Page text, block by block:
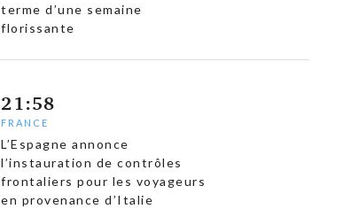
terme d’une semaine
florissante
21:58
FRANCE
L’Espagne annonce
l’instauration de contrôles
frontaliers pour les voyageurs
en provenance d’Italie